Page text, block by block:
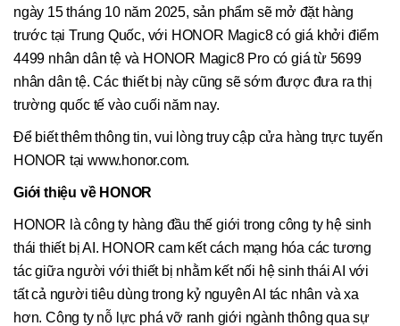
ngày 15 tháng 10 năm 2025, sản phẩm sẽ mở đặt hàng
trước tại Trung Quốc, với HONOR Magic8 có giá khởi điểm
4499 nhân dân tệ và HONOR Magic8 Pro có giá từ 5699
nhân dân tệ. Các thiết bị này cũng sẽ sớm được đưa ra thị
trường quốc tế vào cuối năm nay.
Để biết thêm thông tin, vui lòng truy cập cửa hàng trực tuyến
HONOR tại www.honor.com.
Giới thiệu về HONOR
HONOR là công ty hàng đầu thế giới trong công ty hệ sinh
thái thiết bị AI. HONOR cam kết cách mạng hóa các tương
tác giữa người với thiết bị nhằm kết nối hệ sinh thái AI với
tất cả người tiêu dùng trong kỷ nguyên AI tác nhân và xa
hơn. Công ty nỗ lực phá vỡ ranh giới ngành thông qua sự